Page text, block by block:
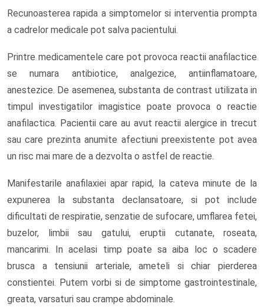
Recunoasterea rapida a simptomelor si interventia prompta
a cadrelor medicale pot salva pacientului.
Printre medicamentele care pot provoca reactii anafilactice
se numara antibiotice, analgezice, antiinflamatoare,
anestezice. De asemenea, substanta de contrast utilizata in
timpul investigatilor imagistice poate provoca o reactie
anafilactica. Pacientii care au avut reactii alergice in trecut
sau care prezinta anumite afectiuni preexistente pot avea
un risc mai mare de a dezvolta o astfel de reactie.
Manifestarile anafilaxiei apar rapid, la cateva minute de la
expunerea la substanta declansatoare, si pot include
dificultati de respiratie, senzatie de sufocare, umflarea fetei,
buzelor, limbii sau gatului, eruptii cutanate, roseata,
mancarimi. In acelasi timp poate sa aiba loc o scadere
brusca a tensiunii arteriale, ameteli si chiar pierderea
constientei. Putem vorbi si de simptome gastrointestinale,
greata, varsaturi sau crampe abdominale.